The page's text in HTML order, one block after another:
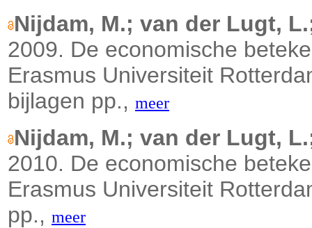
Nijdam, M.; van der Lugt,
2009. De economische
Erasmus Universiteit
bijlagen pp., meer
Nijdam, M.; van der Lugt,
2010. De economische
Erasmus Universiteit
pp., meer